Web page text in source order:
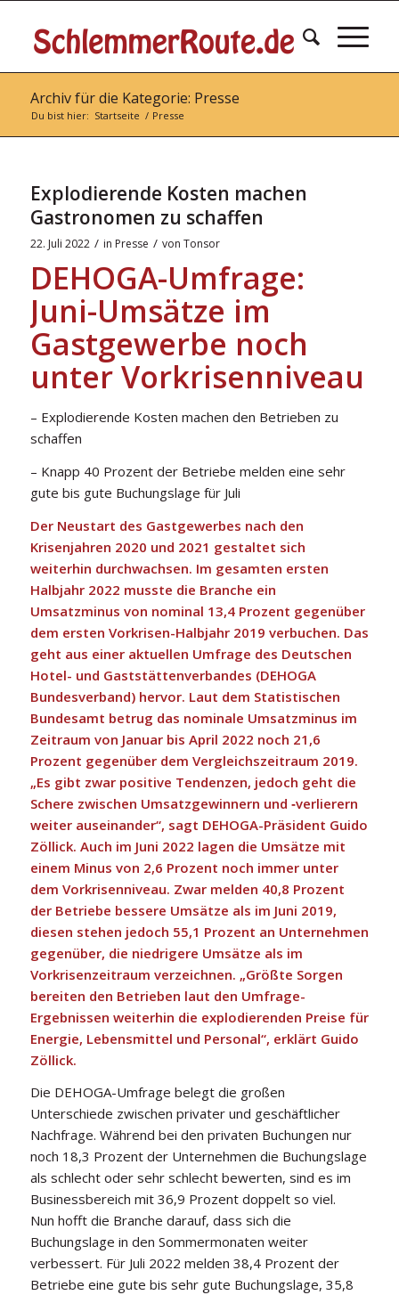
Archiv für die Kategorie: Presse
Du bist hier: Startseite / Presse
Explodierende Kosten machen
Gastronomen zu schaffen
22. Juli 2022 / in Presse / von Tonsor
DEHOGA-Umfrage:
Juni-Umsätze im
Gastgewerbe noch
unter Vorkrisenniveau
– Explodierende Kosten machen den Betrieben zu
schaffen
– Knapp 40 Prozent der Betriebe melden eine sehr
gute bis gute Buchungslage für Juli
Der Neustart des Gastgewerbes nach den
Krisenjahren 2020 und 2021 gestaltet sich
weiterhin durchwachsen. Im gesamten ersten
Halbjahr 2022 musste die Branche ein
Umsatzminus von nominal 13,4 Prozent gegenüber
dem ersten Vorkrisen-Halbjahr 2019 verbuchen. Das
geht aus einer aktuellen Umfrage des Deutschen
Hotel- und Gaststättenverbandes (DEHOGA
Bundesverband) hervor. Laut dem Statistischen
Bundesamt betrug das nominale Umsatzminus im
Zeitraum von Januar bis April 2022 noch 21,6
Prozent gegenüber dem Vergleichszeitraum 2019.
„Es gibt zwar positive Tendenzen, jedoch geht die
Schere zwischen Umsatzgewinnern und ‑verlierern
weiter auseinander“, sagt DEHOGA-Präsident Guido
Zöllick. Auch im Juni 2022 lagen die Umsätze mit
einem Minus von 2,6 Prozent noch immer unter
dem Vorkrisenniveau. Zwar melden 40,8 Prozent
der Betriebe bessere Umsätze als im Juni 2019,
diesen stehen jedoch 55,1 Prozent an Unternehmen
gegenüber, die niedrigere Umsätze als im
Vorkrisenzeitraum verzeichnen. „Größte Sorgen
bereiten den Betrieben laut den Umfrage-
Ergebnissen weiterhin die explodierenden Preise für
Energie, Lebensmittel und Personal“, erklärt Guido
Zöllick.
Die DEHOGA-Umfrage belegt die großen
Unterschiede zwischen privater und geschäftlicher
Nachfrage. Während bei den privaten Buchungen nur
noch 18,3 Prozent der Unternehmen die Buchungslage
als schlecht oder sehr schlecht bewerten, sind es im
Businessbereich mit 36,9 Prozent doppelt so viel.
Nun hofft die Branche darauf, dass sich die
Buchungslage in den Sommermonaten weiter
verbessert. Für Juli 2022 melden 38,4 Prozent der
Betriebe eine gute bis sehr gute Buchungslage, 35,8